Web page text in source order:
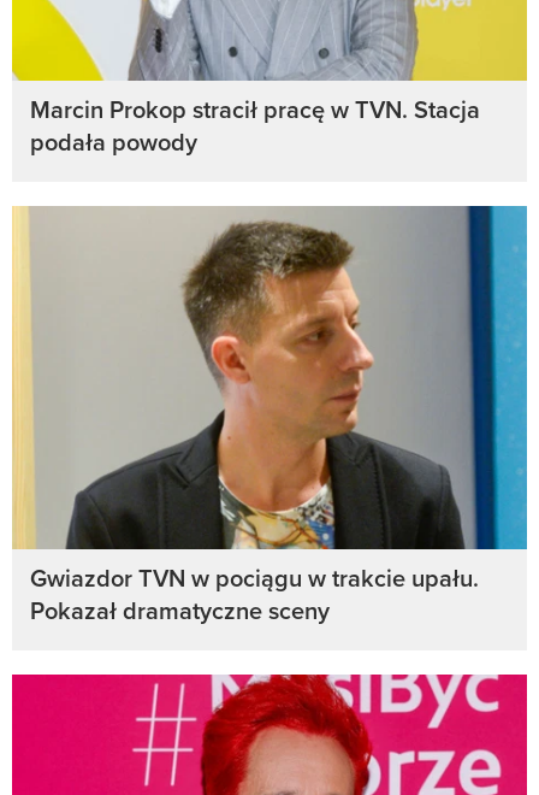
Marcin Prokop stracił pracę w TVN. Stacja
podała powody
Gwiazdor TVN w pociągu w trakcie upału.
Pokazał dramatyczne sceny